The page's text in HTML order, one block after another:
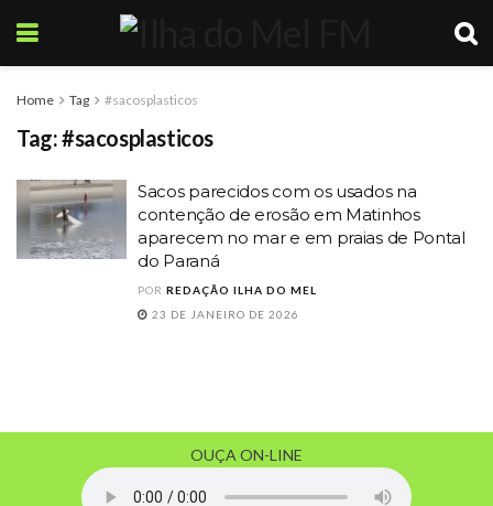
Home Tag #sacosplasticos
Tag:#sacosplasticos
Sacos parecidos com os usados na
contenção de erosão em Matinhos
aparecem no mar e em praias de Pontal
do Paraná
POR REDAÇÃO ILHA DO MEL
23 DE JANEIRO DE 2026
OUÇA ON-LINE